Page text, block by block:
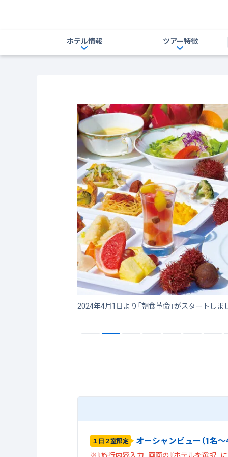
ホテル情報 ツアー特徴
１日２室限定 オーシャンビュー（1名
※『旅行内容入力』画面の『ホテルを選択』